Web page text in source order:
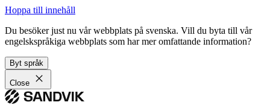
Hoppa till innehåll
Du besöker just nu vår webbplats på svenska. Vill du byta till vår
engelskspråkiga webbplats som har mer omfattande information?
Byt språk
Close